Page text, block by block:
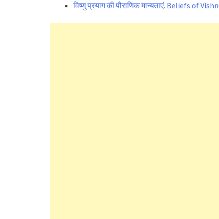
विष्णु प्रयाग की पौराणिक मान्यताएं. Beliefs of